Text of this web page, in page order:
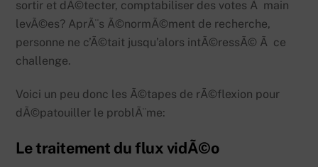
sortir et dÃ©tecter, comptabiliser des votes Ã main
levÃ©es? AprÃ¨s Ã©normÃ©ment de recherche,
personne ne c’Ã©tait jusqu’alors intÃ©ressÃ© Ã ce
challenge.
Voici un peu donc les Ã©tapes de rÃ©flexion pour
dÃ©patouiller le problÃ¨me:
Le traitement du flux vidÃ©o